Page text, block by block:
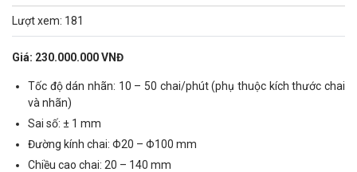
Lượt xem: 181
Giá: 230.000.000 VNĐ
Tốc độ dán nhãn: 10 – 50 chai/phút (phụ thuộc kích thước chai
và nhãn)
Sai số: ± 1 mm
Đường kính chai: Φ20 – Φ100 mm
Chiều cao chai: 20 – 140 mm